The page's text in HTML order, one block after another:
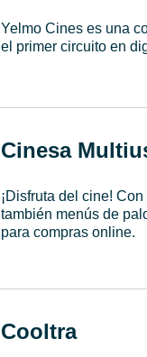
Yelmo Cines es una
el primer circuito en
Cinesa
¡Disfruta del cine!
también menús de
para compras online.
Cooltra